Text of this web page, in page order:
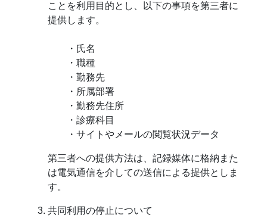
ことを利用目的とし、以下の事項を第三者に
提供します。
・氏名
・職種
・勤務先
・所属部署
・勤務先住所
・診療科目
・サイトやメールの閲覧状況データ
第三者への提供方法は、記録媒体に格納また
は電気通信を介しての送信による提供としま
す。
共同利用の停止について